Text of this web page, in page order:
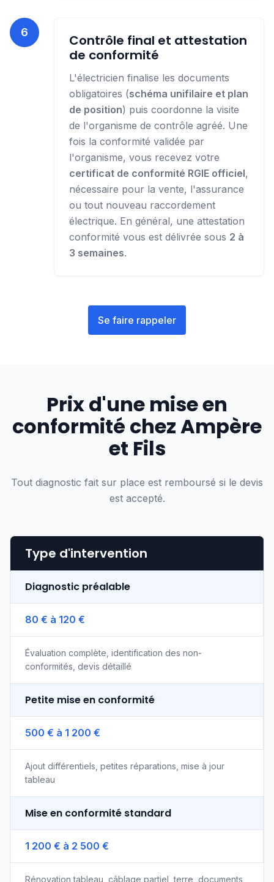
6
Contrôle final et attestation
de conformité
L'électricien finalise les documents
obligatoires (schéma unifilaire et plan
de position) puis coordonne la visite
de l'organisme de contrôle agréé. Une
fois la conformité validée par
l'organisme, vous recevez votre
certificat de conformité RGIE officiel,
nécessaire pour la vente, l'assurance
ou tout nouveau raccordement
électrique. En général, une attestation
conformité vous est délivrée sous 2 à
3 semaines.
Se faire rappeler
Prix d'une mise en
conformité chez Ampère
et Fils
Tout diagnostic fait sur place est remboursé si le devis
est accepté.
Type d'intervention
Diagnostic préalable
80 € à 120 €
Évaluation complète, identification des non-
conformités, devis détaillé
Petite mise en conformité
500 € à 1 200 €
Ajout différentiels, petites réparations, mise à jour
tableau
Mise en conformité standard
1 200 € à 2 500 €
Rénovation tableau, câblage partiel, terre, documents